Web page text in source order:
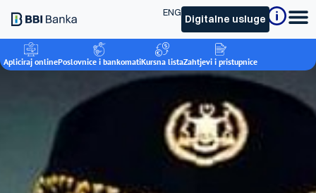
Digitalne usluge
ENG
Apliciraj onlinePoslovnice i bankomatiKursna listaZahtjevi i pristupnice